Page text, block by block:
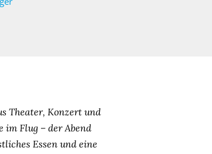
Theater, Konzert und
Flug – der Abend
Essen und eine